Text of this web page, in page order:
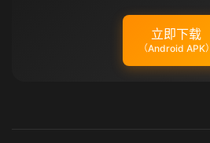
立即下载
（Android APK）